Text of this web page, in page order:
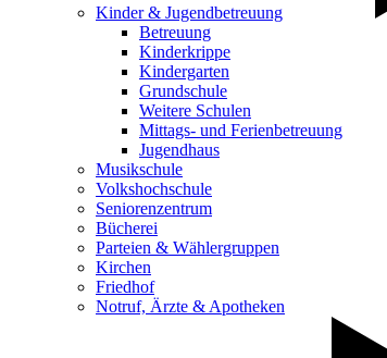
Kinder & Jugendbetreuung
Betreuung
Kinderkrippe
Kindergarten
Grundschule
Weitere Schulen
Mittags- und Ferienbetreuung
Jugendhaus
Musikschule
Volkshochschule
Seniorenzentrum
Bücherei
Parteien & Wählergruppen
Kirchen
Friedhof
Notruf, Ärzte & Apotheken